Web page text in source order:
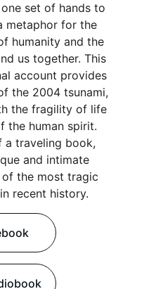
set of hands to
metaphor for the
humanity and the
us together. This
account provides
the 2004 tsunami,
the fragility of life
the human spirit.
a traveling book,
and intimate
the most tragic
recent history.